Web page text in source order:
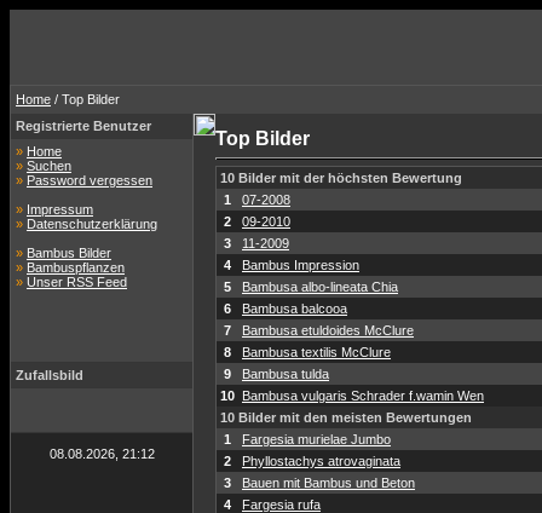
Home / Top Bilder
Registrierte Benutzer
» Home
» Suchen
» Password vergessen
» Impressum
» Datenschutzerklärung
» Bambus Bilder
» Bambuspflanzen
» Unser RSS Feed
Zufallsbild
08.08.2026, 21:12
Top Bilder
10 Bilder mit der höchsten Bewertung
1
07-2008
2
09-2010
3
11-2009
4
Bambus Impression
5
Bambusa albo-lineata Chia
6
Bambusa balcooa
7
Bambusa etuldoides McClure
8
Bambusa textilis McClure
9
Bambusa tulda
10 Bambusa vulgaris Schrader f.wamin Wen
10 Bilder mit den meisten Bewertungen
1
Fargesia murielae Jumbo
2
Phyllostachys atrovaginata
3
Bauen mit Bambus und Beton
4
Fargesia rufa